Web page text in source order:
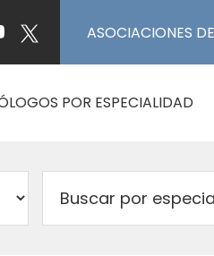
ASOCIACIONES
POR ESPECIALIDAD